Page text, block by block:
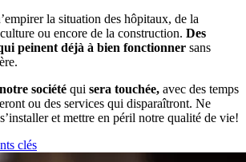
la situation des hôpitaux, de la
ou encore de la construction. Des
peinent déjà à bien fonctionner sans
société qui sera touchée, avec des temps
ou des services qui disparaîtront. Ne
et mettre en péril notre qualité de vie!
clés